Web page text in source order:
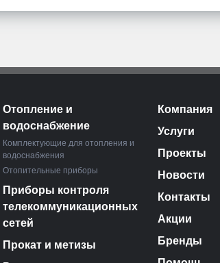
Отопление и
водоснабжение
Комплектующие для отопления и
водоснабжения
Отопительные приборы
Приборы контроля
телекоммуникационных
сетей
Прокат и метизы
Компания
Услуги
Проекты
Новости
Контакты
Акции
Бренды